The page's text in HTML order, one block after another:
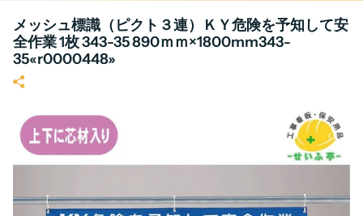
メッシュ標識（ピクト３連）ＫＹ危険を予知して安
全作業 1枚 343-35 890ｍｍ×1800mm343-
35«r0000448»